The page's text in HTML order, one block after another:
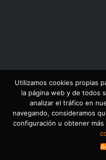
Utilizamos cookies propias
la página web y de todos
analizar el tráfico en
navegando, consideramos
configuración u obtener más